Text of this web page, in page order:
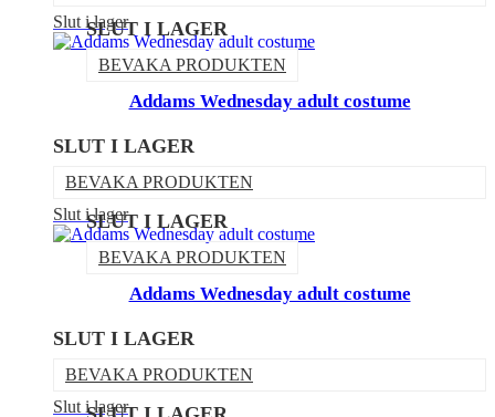
Slut i lager
SLUT I LAGER
BEVAKA PRODUKTEN
Addams Wednesday adult costume
SLUT I LAGER
BEVAKA PRODUKTEN
Slut i lager
SLUT I LAGER
BEVAKA PRODUKTEN
Addams Wednesday adult costume
SLUT I LAGER
BEVAKA PRODUKTEN
Slut i lager